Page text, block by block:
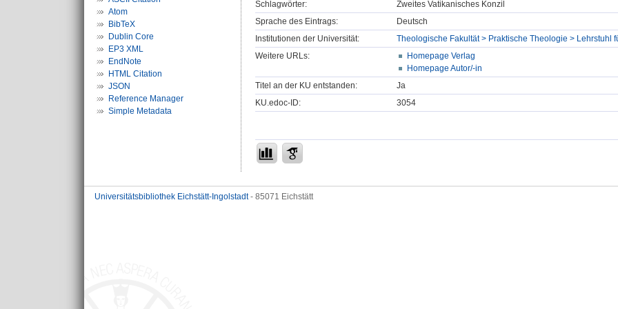
Atom
BibTeX
Dublin Core
EP3 XML
EndNote
HTML Citation
JSON
Reference Manager
Simple Metadata
Schlagwörter:
Zweites Vatikanisches Konzil
Sprache des Eintrags:
Deutsch
Institutionen der Universität:
Theologische Fakultät > Praktische Theologie > Lehrstuhl
Weitere URLs:
Homepage Verlag
Homepage Autor/-in
Titel an der KU entstanden:
Ja
KU.edoc-ID:
3054
Universitätsbibliothek Eichstätt-Ingolstadt- 85071 Eichstätt